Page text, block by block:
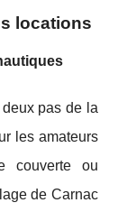
locations
pas de la
les amateurs
couverte ou
de Carnac